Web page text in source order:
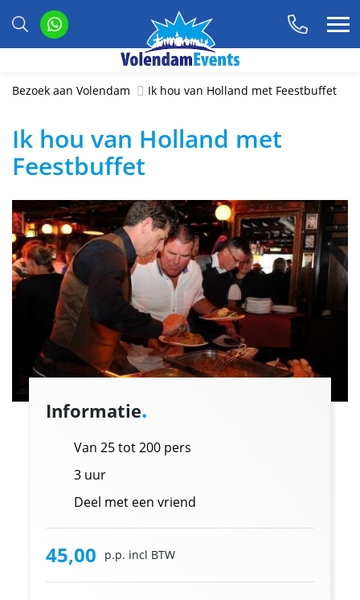
Bezoek aan Volendam Ik hou van Holland met Feestbuffet
Ik hou van Holland met
Feestbuffet
Informatie.
Van 25 tot 200 pers
3 uur
Deel met een vriend
45,00 p.p. incl BTW